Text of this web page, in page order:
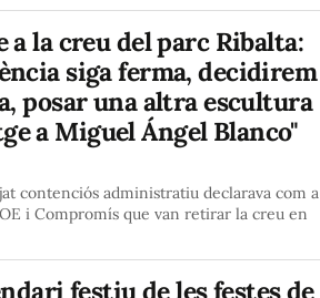
a la creu del parc Ribalta:
siga ferma, decidirem
posar una altra escultura
a Miguel Ángel Blanco"
contenciós administratiu declarava com a
i Compromís que van retirar la creu en
festiu de les festes de